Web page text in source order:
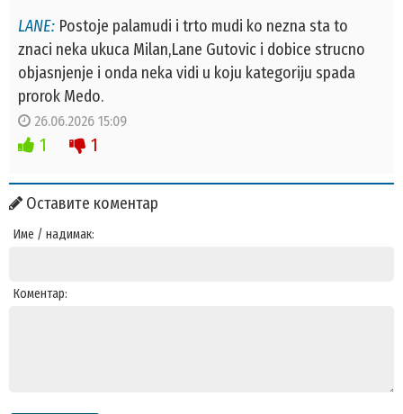
LANE: Postoje palamudi i trto mudi ko nezna sta to
znaci neka ukuca Milan,Lane Gutovic i dobice strucno
objasnjenje i onda neka vidi u koju kategoriju spada
prorok Medo.
26.06.2026 15:09
1 1
Оставите коментар
Име / надимак:
Коментар: